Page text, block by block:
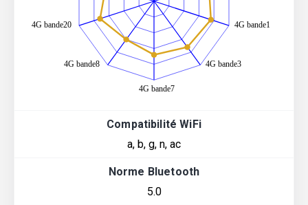
Compatibilité WiFi
a, b, g, n, ac
Norme Bluetooth
5.0